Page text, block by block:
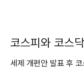
코스피와 코스
세제 개편안 발표 후